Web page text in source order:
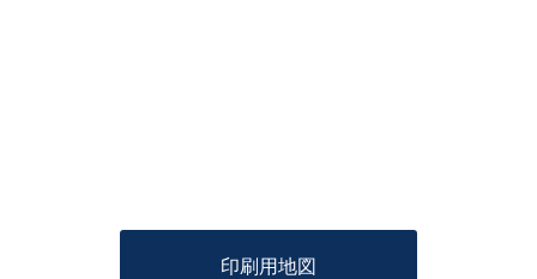
印刷用地図